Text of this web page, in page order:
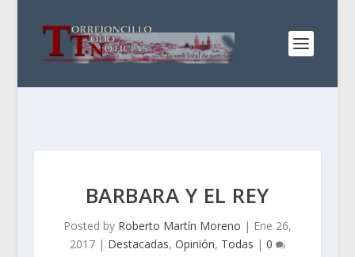
BARBARA Y EL REY
Posted by Roberto Martín Moreno | Ene 26,
2017| Destacadas, Opinión, Todas | 0